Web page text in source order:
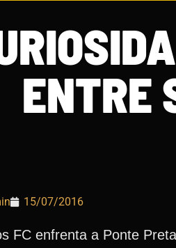
ENTRE
15/07/2016
FC enfrenta a Ponte